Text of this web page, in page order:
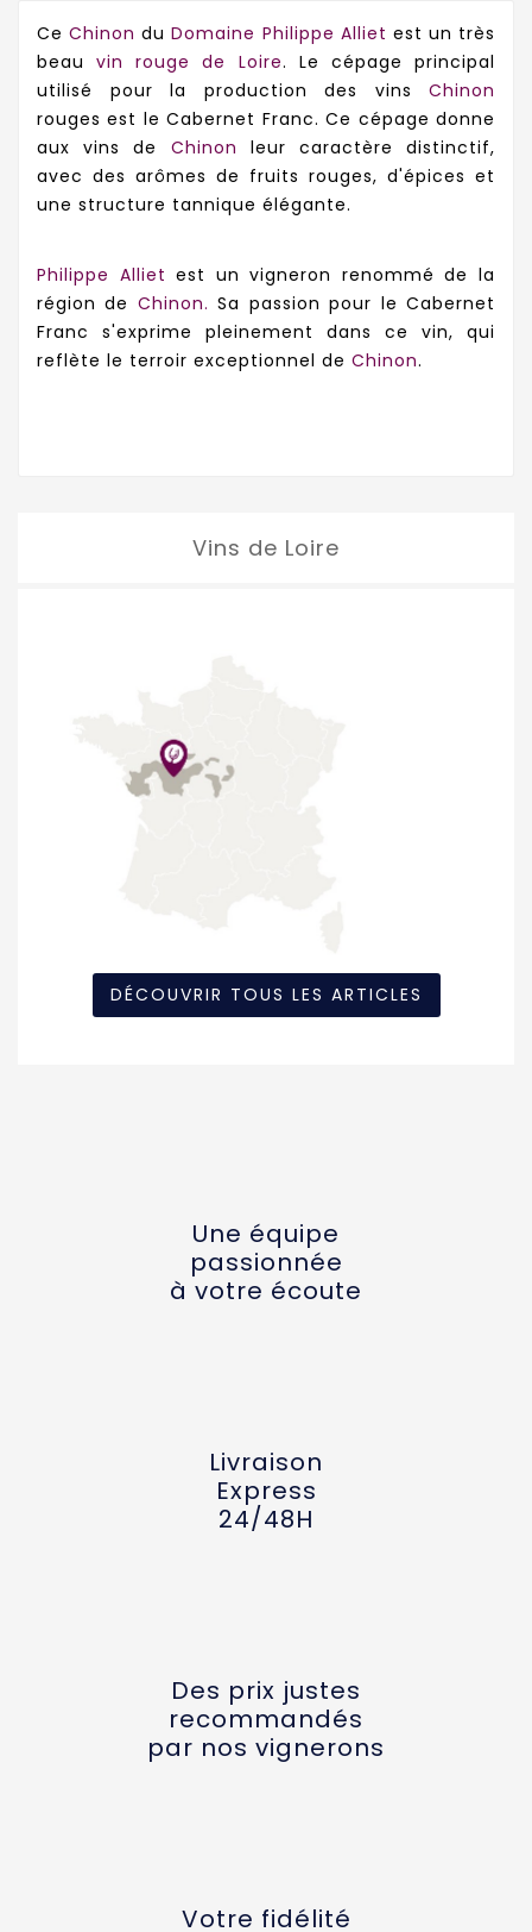
CeChinon duDomaine Philippe Alliet est un très
beauvin rouge de Loire. Le cépage principal
utilisé pour la production des vins Chinon
rouges est le Cabernet Franc. Ce cépage donne
aux vins de Chinon leur caractère distinctif,
avec des arômes de fruits rouges, d'épices et
une structure tannique élégante.
Philippe Alliet est un vigneron renommé de la
région de Chinon. Sa passion pour le Cabernet
Franc s'exprime pleinement dans ce vin, qui
reflète le terroir exceptionnel de Chinon.
Vins de Loire
DÉCOUVRIR TOUS LES ARTICLES
Une équipe
passionnée
à votre écoute
Livraison
Express
24/48H
Des prix justes
recommandés
par nos vignerons
Votre fidélité